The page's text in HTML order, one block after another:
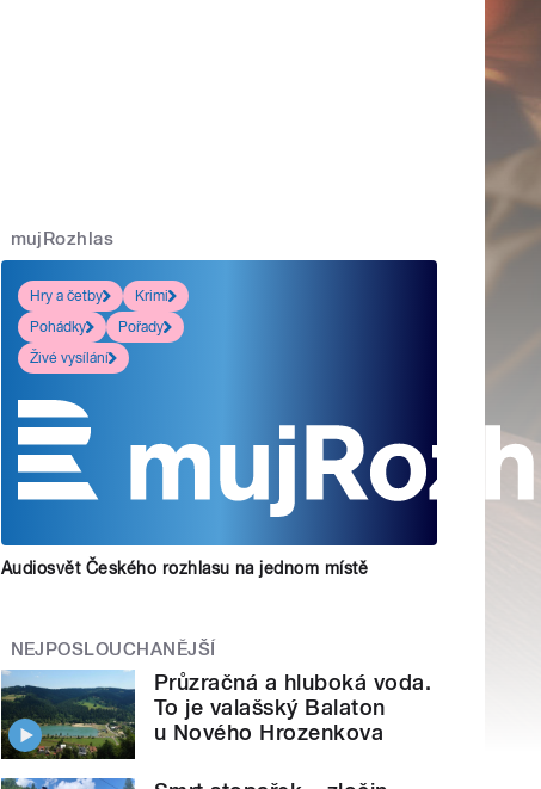
mujRozhlas
Hry a četby
Krimi
Pohádky
Pořady
Živé vysílání
Audiosvět Českého rozhlasu na jednom místě
NEJPOSLOUCHANĚJŠÍ
Průzračná a hluboká voda.
To je valašský Balaton
u Nového Hrozenkova